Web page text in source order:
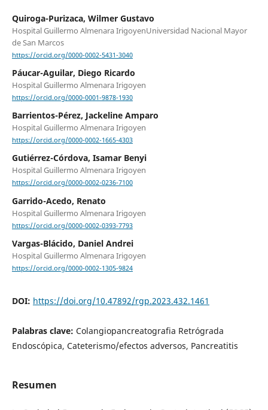
Quiroga-Purizaca, Wilmer Gustavo
Hospital Guillermo Almenara IrigoyenUniversidad Nacional Mayor
de San Marcos
https://orcid.org/0000-0002-5431-3040
Páucar-Aguilar, Diego Ricardo
Hospital Guillermo Almenara Irigoyen
https://orcid.org/0000-0001-9878-1930
Barrientos-Pérez, Jackeline Amparo
Hospital Guillermo Almenara Irigoyen
https://orcid.org/0000-0002-1665-4303
Gutiérrez-Córdova, Isamar Benyi
Hospital Guillermo Almenara Irigoyen
https://orcid.org/0000-0002-0236-7100
Garrido-Acedo, Renato
Hospital Guillermo Almenara Irigoyen
https://orcid.org/0000-0002-0393-7793
Vargas-Blácido, Daniel Andrei
Hospital Guillermo Almenara Irigoyen
https://orcid.org/0000-0002-1305-9824
DOI: https://doi.org/10.47892/rgp.2023.432.1461
Palabras clave: Colangiopancreatografia Retrógrada
Endoscópica, Cateterismo/efectos adversos, Pancreatitis
Resumen